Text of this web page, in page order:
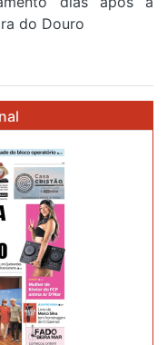
do Douro